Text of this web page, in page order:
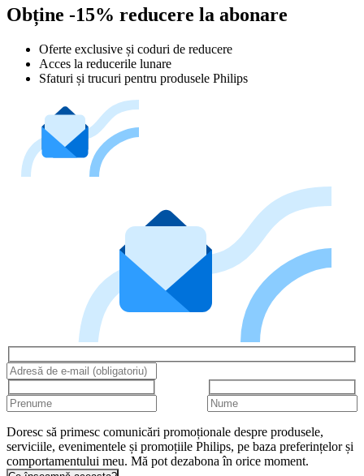
Obține -15% reducere la abonare
Oferte exclusive și coduri de reducere
Acces la reducerile lunare
Sfaturi și trucuri pentru produsele Philips
Doresc să primesc comunicări promoționale despre produsele,
serviciile, evenimentele și promoțiile Philips, pe baza preferințelor și
comportamentului meu. Mă pot dezabona în orice moment.